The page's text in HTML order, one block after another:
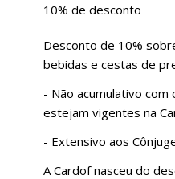
10% de desconto
Desconto de 10%
bebidas e cestas de
- Não acumulativo
estejam vigentes na
- Extensivo aos
A Cardof nasceu do